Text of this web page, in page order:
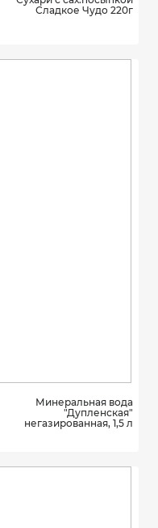
Сладкое Чудо 220г
Минеральная вода
"Дупленская"
негазированная, 1,5 л